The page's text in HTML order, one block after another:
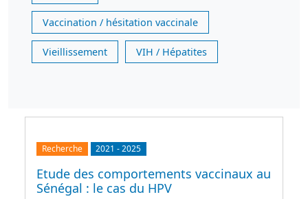
Vaccination / hésitation vaccinale
Vieillissement VIH / Hépatites
Recherche 2021 -2025
Etude des comportements vaccinaux au
Sénégal : le cas du HPV